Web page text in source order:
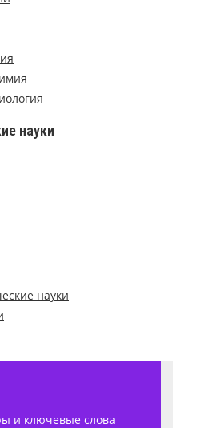
науки
науки
и ключевые слова